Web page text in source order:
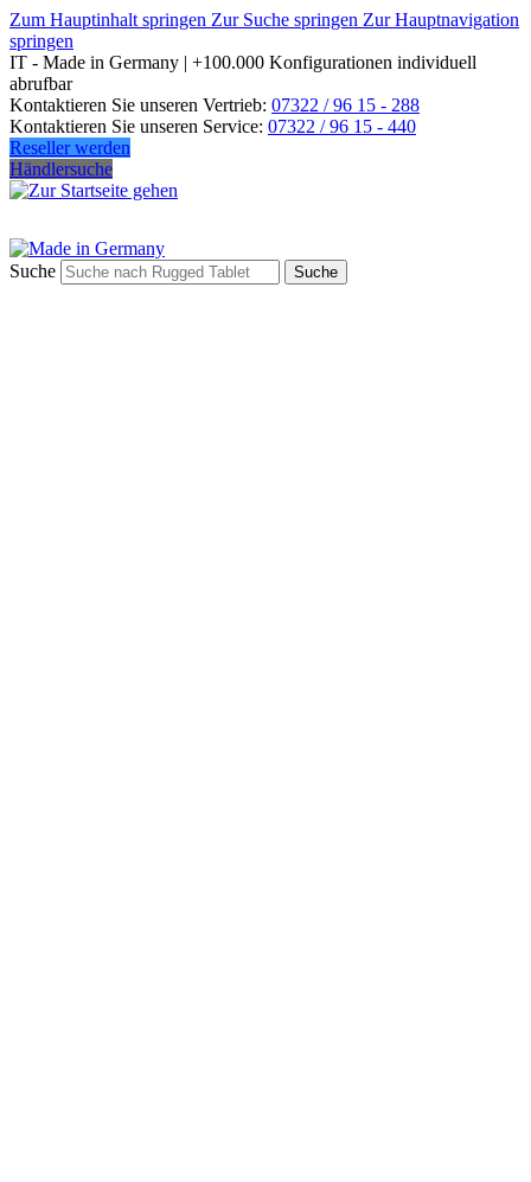
Zum Hauptinhalt springen Zur Suche springen Zur Hauptnavigation
springen
IT - Made in Germany | +100.000 Konfigurationen individuell
abrufbar
Kontaktieren Sie unseren Vertrieb: 07322 / 96 15 - 288
Kontaktieren Sie unseren Service: 07322 / 96 15 - 440
Reseller werden
Händlersuche
Suche Suche